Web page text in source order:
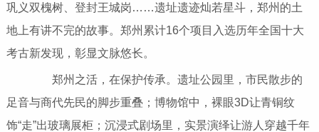
巩义双槐树、登封王城岗……遗址遗迹灿若星斗，郑州的土
地上有讲不完的故事。郑州累计16个项目入选历年全国十大
考古新发现，彰显文脉悠长。
郑州之活，在保护传承。遗址公园里，市民散步的
足音与商代先民的脚步重叠；博物馆中，裸眼3D让青铜纹
饰“走”出玻璃展柜；沉浸式剧场里，实景演绎让游人穿越千年